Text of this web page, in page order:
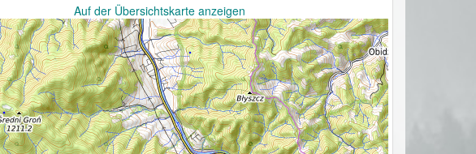
Auf der Übersichtskarte anzeigen